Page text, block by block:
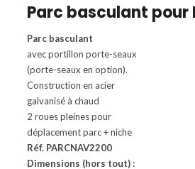
Parc basculant pour
Parc basculant
avec portillon porte-seaux
(porte-seaux en option).
Construction en acier
galvanisé à chaud
2 roues pleines pour
déplacement parc + niche
Réf. PARCNAV2200
Dimensions (hors tout) :